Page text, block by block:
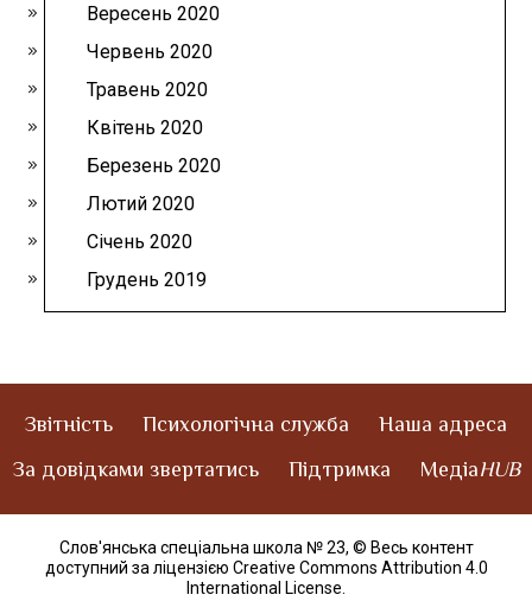
Вересень 2020
Червень 2020
Травень 2020
Квітень 2020
Березень 2020
Лютий 2020
Січень 2020
Грудень 2019
Звітність Психологічна служба
Наша адреса
За довідками звертатись
Підтримка МедіаHUB
Слов'янська спеціальна школа № 23, © Весь контент
доступний за ліцензією Creative Commons Attribution 4.0
International License